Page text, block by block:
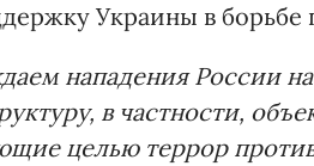
Украины в борьбе
нападения России
в частности,
целью террор